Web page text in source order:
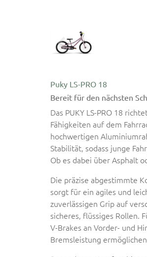
Puky LS-PRO 18
Bereit für den nächsten
Das PUKY LS-PRO 18
Fähigkeiten auf dem
hochwertigen
Stabilität, sodass junge
Ob es dabei über Asphalt
Die präzise abgestimmte
sorgt für ein agiles und
zuverlässigen Grip auf
sicheres, flüssiges Rollen.
V-Brakes an Vorder- und
Bremsleistung